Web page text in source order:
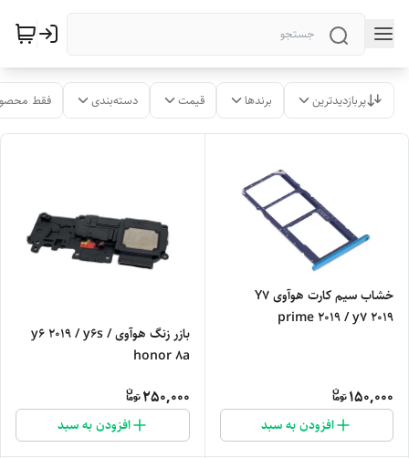
پربازدیدترین برندها قیمت دسته‌بندی فقط
خشاب سیم کارت هوآوی Y7
prime 2019 / y7 2019
150,000
افزودن به سبد
بازر زنگ هوآوی y6 2019 / y6s /
honor 8a
250,000
افزودن به سبد